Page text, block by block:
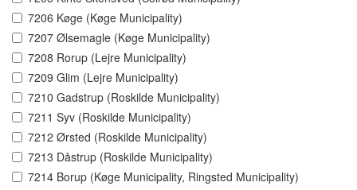
7206 Køge (Køge Municipality)
7207 Ølsemagle (Køge Municipality)
7208 Rorup (Lejre Municipality)
7209 Glim (Lejre Municipality)
7210 Gadstrup (Roskilde Municipality)
7211 Syv (Roskilde Municipality)
7212 Ørsted (Roskilde Municipality)
7213 Dåstrup (Roskilde Municipality)
7214 Borup (Køge Municipality, Ringsted Municipality)